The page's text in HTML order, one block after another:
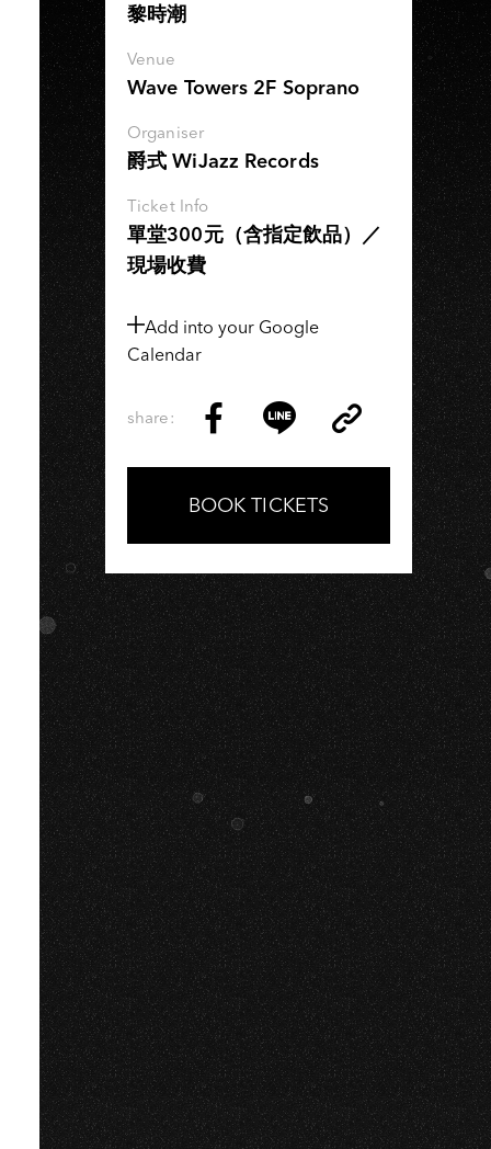
黎時潮
Venue
Wave Towers 2F Soprano
Organiser
爵式 WiJazz Records
Ticket Info
單堂300元（含指定飲品）／
現場收費
Add into your Google
Calendar
share:
on
Facebook
on
LINE
Link
Copy
BOOK TICKETS